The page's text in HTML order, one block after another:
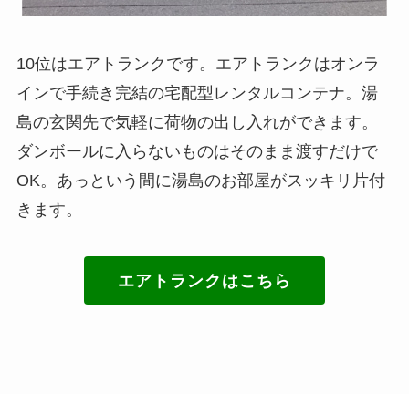
10位はエアトランクです。エアトランクはオンラ
インで手続き完結の宅配型レンタルコンテナ。湯
島の玄関先で気軽に荷物の出し入れができます。
ダンボールに入らないものはそのまま渡すだけで
OK。あっという間に湯島のお部屋がスッキリ片付
きます。
エアトランクはこちら